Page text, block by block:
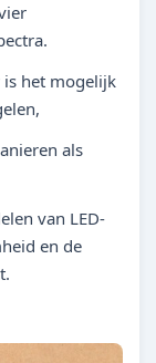
is het mogelijk
als
van LED-
en de